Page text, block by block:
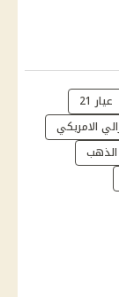
عيار 21
الامريكي